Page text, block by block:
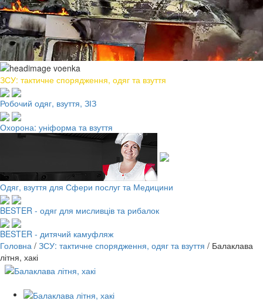
ЗСУ: тактичне спорядження, одяг та взуття
Робочий одяг, взуття, ЗІЗ
Охорона: уніформа та взуття
Одяг, взуття для Сфери послуг та Медицини
BESTER - одяг для мисливців та рибалок
BESTER - дитячий камуфляж
Головна / ЗСУ: тактичне спорядження, одяг та взуття / Балаклава
літня, хакі